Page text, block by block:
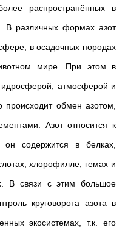
распространённых в
В различных формах азот
в осадочных породах
мире. При этом в
атмосферой и
обмен азотом,
Азот относится к
содержится в белках,
хлорофилле, гемах и
В связи с этим большое
круговорота азота в
экосистемах, т.к. его